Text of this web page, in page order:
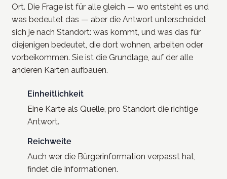
Ort. Die Frage ist für alle gleich — wo entsteht es und
was bedeutet das — aber die Antwort unterscheidet
sich je nach Standort: was kommt, und was das für
diejenigen bedeutet, die dort wohnen, arbeiten oder
vorbeikommen. Sie ist die Grundlage, auf der alle
anderen Karten aufbauen.
Einheitlichkeit
Eine Karte als Quelle, pro Standort die richtige
Antwort.
Reichweite
Auch wer die Bürgerinformation verpasst hat,
findet die Informationen.